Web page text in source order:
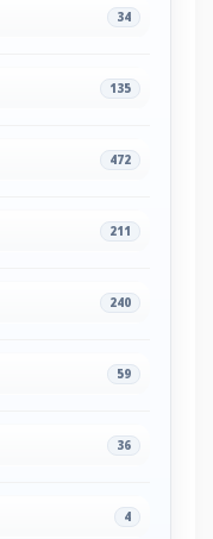
34
135
472
211
240
59
36
4